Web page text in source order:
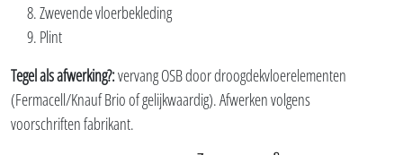
Zwevende vloerbekleding
Plint
Tegel als afwerking?:vervang OSB door droogdekvloerelementen
(Fermacell/Knauf Brio of gelijkwaardig). Afwerken volgens
voorschriften fabrikant.